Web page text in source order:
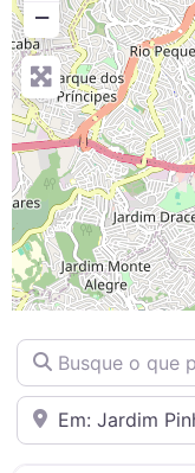
−
Busque o que
Bairro